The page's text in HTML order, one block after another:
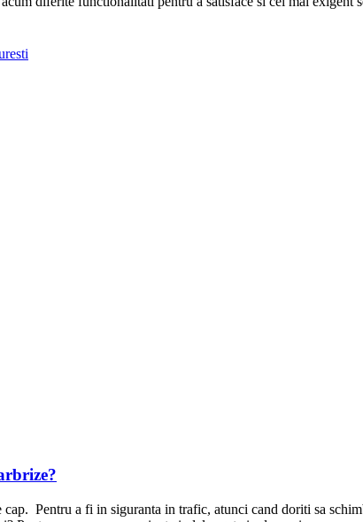
Pentru a fi in siguranta in trafic, atunci cand doriti sa